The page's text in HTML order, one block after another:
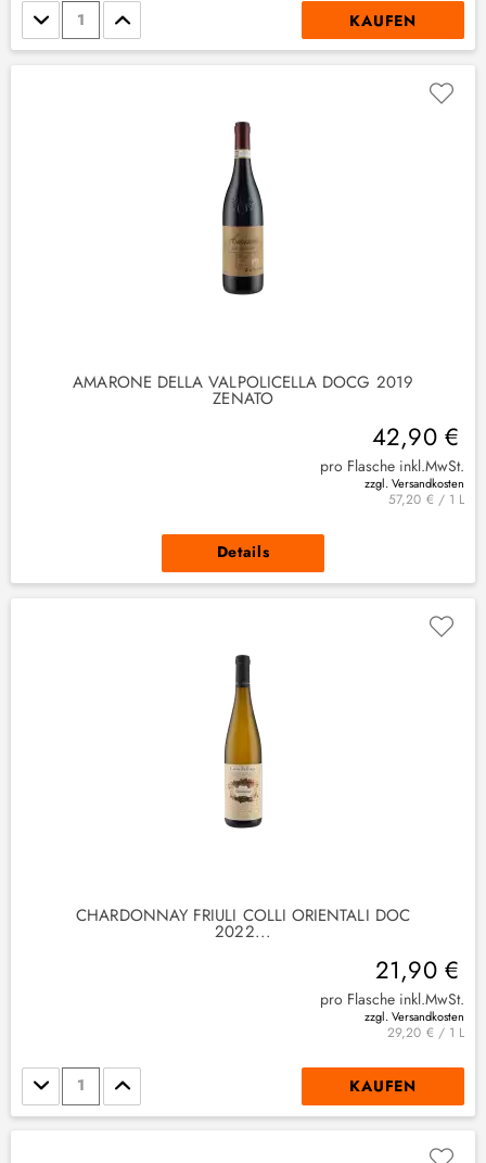
Stückzahl KAUFEN
AMARONE DELLA VALPOLICELLA DOCG 2019
ZENATO
42,90 €
pro Flasche inkl.MwSt.
zzgl. Versandkosten
57,20 € / 1 L
Details
CHARDONNAY FRIULI COLLI ORIENTALI DOC
2022...
21,90 €
pro Flasche inkl.MwSt.
zzgl. Versandkosten
29,20 € / 1 L
Stückzahl KAUFEN